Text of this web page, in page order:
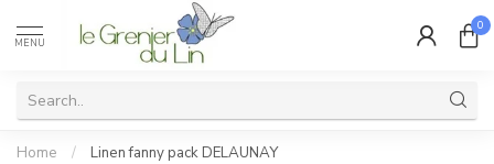
MENU
0
Home / Linen fanny pack DELAUNAY